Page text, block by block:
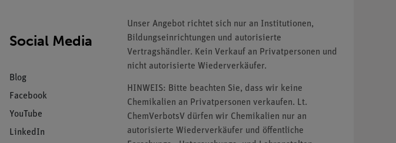
Social Media
Blog
Facebook
YouTube
LinkedIn
Unser Angebot richtet sich nur an Institutionen,
Bildungseinrichtungen und autorisierte
Vertragshändler. Kein Verkauf an Privatpersonen und
nicht autorisierte Wiederverkäufer.
HINWEIS: Bitte beachten Sie, dass wir keine
Chemikalien an Privatpersonen verkaufen. Lt.
ChemVerbotsV dürfen wir Chemikalien nur an
autorisierte Wiederverkäufer und öffentliche